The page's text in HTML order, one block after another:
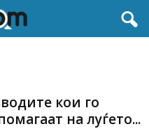
кои го
на луѓето...